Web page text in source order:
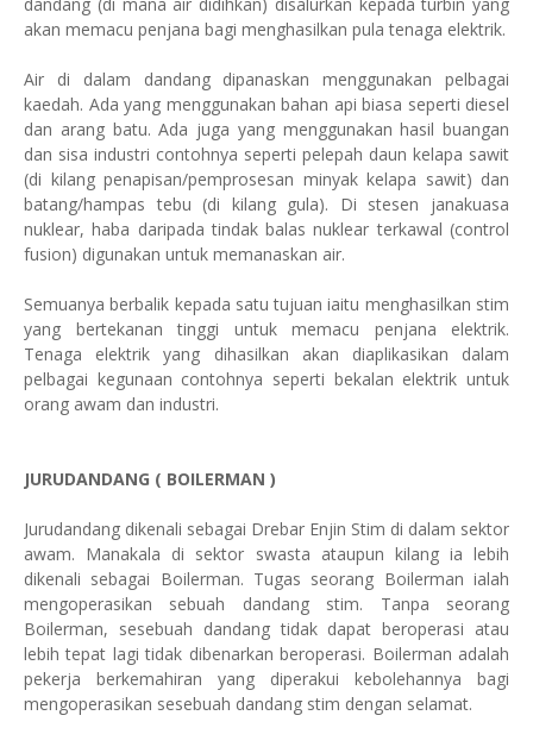
akan memacu penjana bagi menghasilkan pula tenaga elektrik.
Air di dalam dandang dipanaskan menggunakan pelbagai
kaedah. Ada yang menggunakan bahan api biasa seperti diesel
dan arang batu. Ada juga yang menggunakan hasil buangan
dan sisa industri contohnya seperti pelepah daun kelapa sawit
(di kilang penapisan/pemprosesan minyak kelapa sawit) dan
batang/hampas tebu (di kilang gula). Di stesen janakuasa
nuklear, haba daripada tindak balas nuklear terkawal (control
fusion) digunakan untuk memanaskan air.
Semuanya berbalik kepada satu tujuan iaitu menghasilkan stim
yang bertekanan tinggi untuk memacu penjana elektrik.
Tenaga elektrik yang dihasilkan akan diaplikasikan dalam
pelbagai kegunaan contohnya seperti bekalan elektrik untuk
orang awam dan industri.
JURUDANDANG ( BOILERMAN )
Jurudandang dikenali sebagai Drebar Enjin Stim di dalam sektor
awam. Manakala di sektor swasta ataupun kilang ia lebih
dikenali sebagai Boilerman. Tugas seorang Boilerman ialah
mengoperasikan sebuah dandang stim. Tanpa seorang
Boilerman, sesebuah dandang tidak dapat beroperasi atau
lebih tepat lagi tidak dibenarkan beroperasi. Boilerman adalah
pekerja berkemahiran yang diperakui kebolehannya bagi
mengoperasikan sesebuah dandang stim dengan selamat.